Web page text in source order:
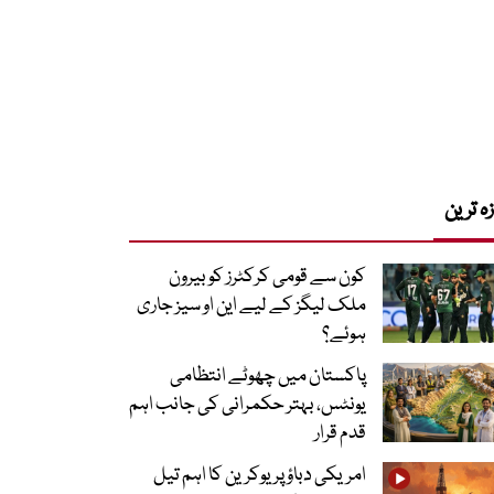
ترین
کون سے قومی کرکٹرز کو بیرون
ملک لیگز کے لیے این او سیز جاری
ہوئے؟
پاکستان میں چھوٹے انتظامی
یونٹس، بہتر حکمرانی کی جانب اہم
قدم قرار
امریکی دباؤ پر یوکرین کا اہم تیل